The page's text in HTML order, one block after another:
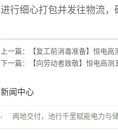
进行细心打包并发往物流
上一篇：
【复工前消毒准备】恒电
下一篇：
【向劳动者致敬】恒电高
新闻中心
两地交付，池行千里赋能电力与